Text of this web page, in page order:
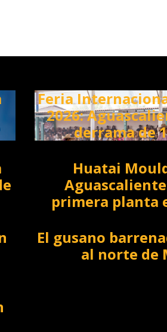
Feria
2026:
derrama de
Huatai
primera planta
El gusano
al norte de